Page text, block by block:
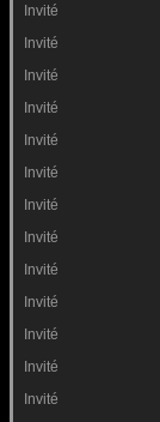
Invité
Invité
Invité
Invité
Invité
Invité
Invité
Invité
Invité
Invité
Invité
Invité
Invité